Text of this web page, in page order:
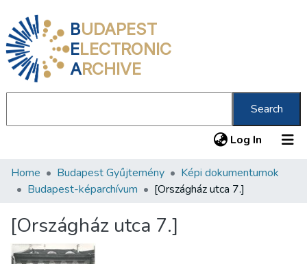
BUDAPEST
ELECTRONIC
ARCHIVE
Search
Log In (current)
Communities & Collections
Statistics
About us
Home Budapest Gyűjtemény
Képi dokumentumok
Budapest-képarchívum
[Országház utca 7.]
[Országház utca 7.]